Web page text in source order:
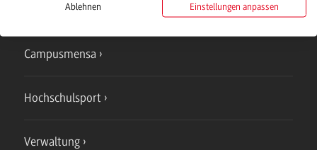
IT Service
Campusmensa
Hochschulsport
Verwaltung
Ablehnen Einstellungen anpassen